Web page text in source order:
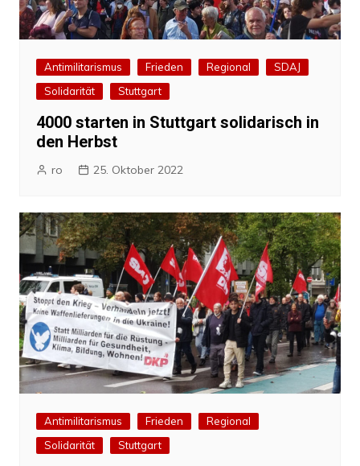
Antimilitarismus Frieden Regional
SDAJ
Solidarität
Stuttgart
4000 starten in Stuttgart solidarisch in
den Herbst
ro 25. Oktober 2022
Antimilitarismus Frieden
Regional
Solidarität
Stuttgart